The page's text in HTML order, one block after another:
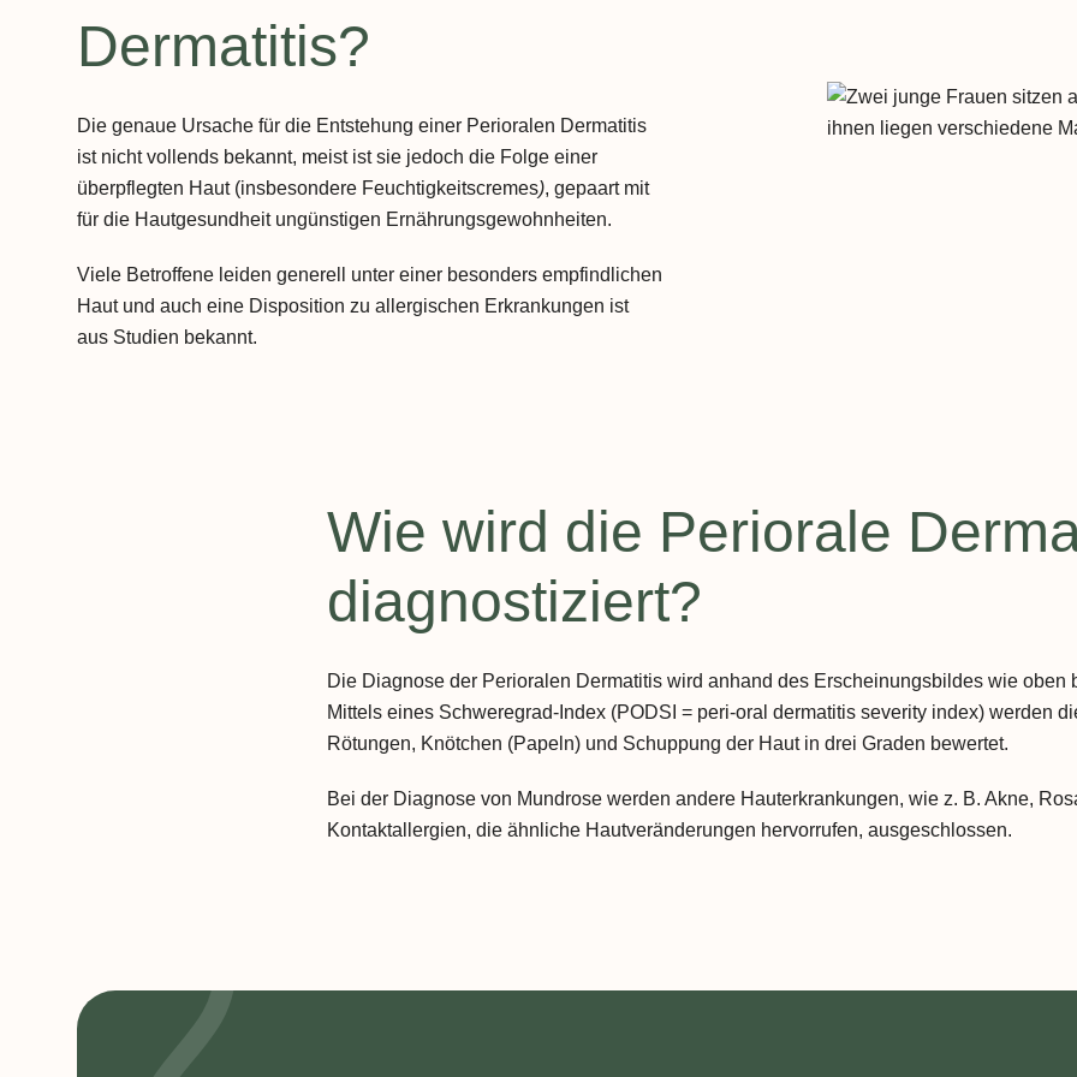
Dermatitis?
Die genaue Ursache für die Entstehung einer Perioralen Dermatitis
ist nicht vollends bekannt, meist ist sie jedoch die Folge einer
überpflegten Haut (insbesondere Feuchtigkeitscremes), gepaart mit
für die Hautgesundheit ungünstigen Ernährungsgewohnheiten.
Viele Betroffene leiden generell unter einer besonders empfindlichen
Haut und auch eine Disposition zu allergischen Erkrankungen ist
aus Studien bekannt.
Wie wird die Periorale
diagnostiziert?
Die Diagnose der Perioralen Dermatitis wird anhand des Erscheinungsbildes wie oben
Mittels eines Schweregrad-Index (PODSI = peri-oral dermatitis severity index) werden
Rötungen, Knötchen (Papeln) und Schuppung der Haut in drei Graden bewertet.
Bei der Diagnose von Mundrose werden andere Hauterkrankungen, wie z. B. Akne,
Kontaktallergien, die ähnliche Hautveränderungen hervorrufen, ausgeschlossen.